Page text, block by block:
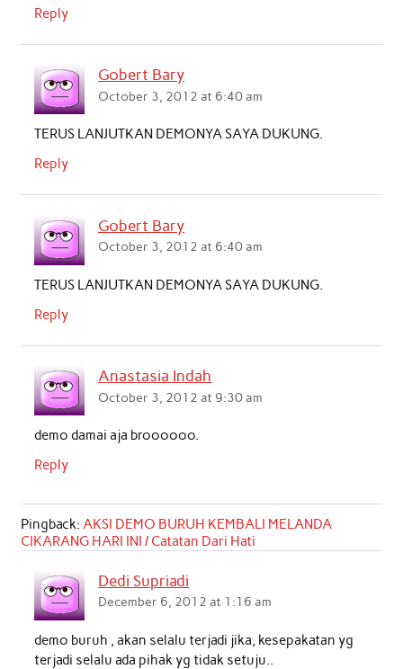
Reply
Gobert Bary
October 3, 2012 at 6:40 am
TERUS LANJUTKAN DEMONYA SAYA DUKUNG.
Reply
Gobert Bary
October 3, 2012 at 6:40 am
TERUS LANJUTKAN DEMONYA SAYA DUKUNG.
Reply
Anastasia Indah
October 3, 2012 at 9:30 am
demo damai aja broooooo.
Reply
Pingback: AKSI DEMO BURUH KEMBALI MELANDA
CIKARANG HARI INI / Catatan Dari Hati
Dedi Supriadi
December 6, 2012 at 1:16 am
demo buruh , akan selalu terjadi jika, kesepakatan yg
terjadi selalu ada pihak yg tidak setuju..